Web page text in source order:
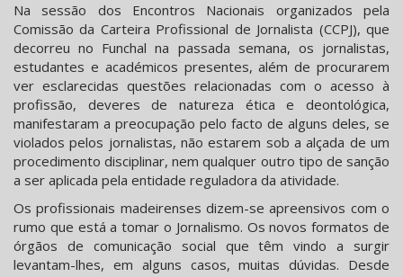
Na sessão dos Encontros Nacionais organizados pela
Comissão da Carteira Profissional de Jornalista (CCPJ), que
decorreu no Funchal na passada semana, os jornalistas,
estudantes e académicos presentes, além de procurarem
ver esclarecidas questões relacionadas com o acesso à
profissão, deveres de natureza ética e deontológica,
manifestaram a preocupação pelo facto de alguns deles, se
violados pelos jornalistas, não estarem sob a alçada de um
procedimento disciplinar, nem qualquer outro tipo de sanção
a ser aplicada pela entidade reguladora da atividade.
Os profissionais madeirenses dizem-se apreensivos com o
rumo que está a tomar o Jornalismo. Os novos formatos de
órgãos de comunicação social que têm vindo a surgir
levantam-lhes, em alguns casos, muitas dúvidas. Desde